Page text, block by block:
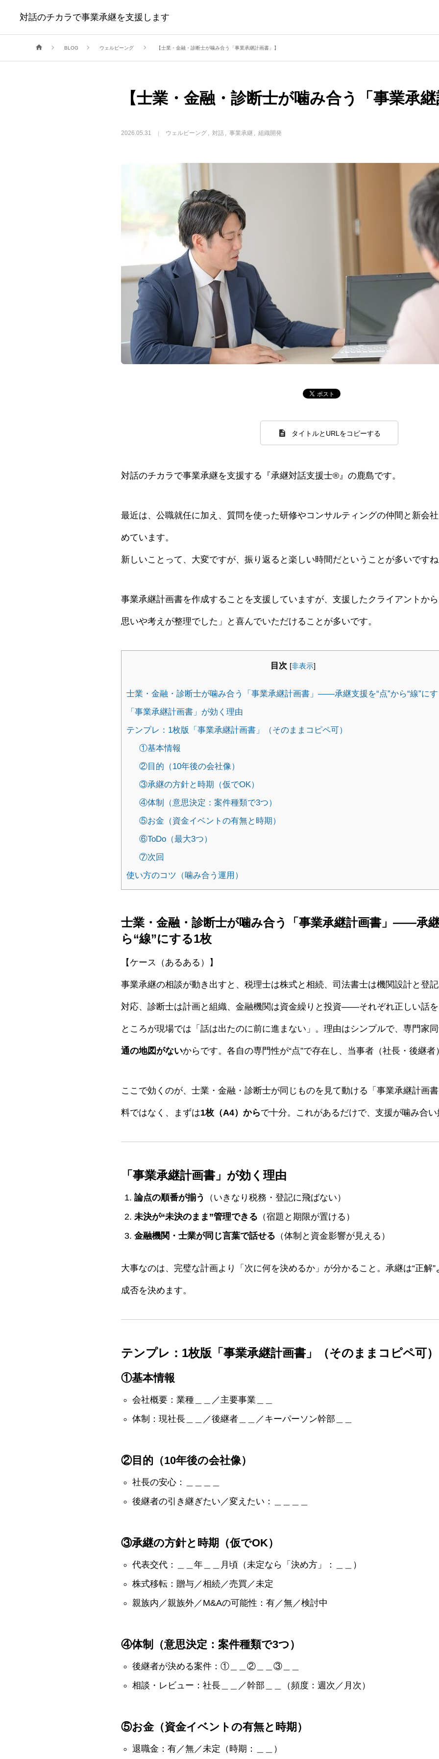
対話のチカラで事業承継を支援します『承継対話支援士®養成講座』とは
BLOG ウェルビーング 【士業・金融・診断士が噛み合う「事業承継計画書」】
【士業・金融・診断士が噛み合う「事業承
2026.05.31 ウェルビーング 対話 事業承継 組織開発
タイトルとURLをコピーする
対話のチカラで事業承継を支援する『承継対話支援士®』の鹿島です。
最近は、公職就任に加え、質問を使った研修やコンサルティングの仲間と新会
めています。
新しいことって、大変ですが、振り返ると楽しい時間だということが多いです
事業承継計画書を作成することを支援していますが、支援したクライアントか
思いや考えが整理でした」と喜んでいただけることが多いです。
目次 [非表示]
士業・金融・診断士が噛み合う「事業承継計画書」——承継支援を“点”から“線”に
「事業承継計画書」が効く理由
テンプレ：1枚版「事業承継計画書」（そのままコピペ可）
①基本情報
②目的（10年後の会社像）
③承継の方針と時期（仮でOK）
④体制（意思決定：案件種類で3つ）
⑤お金（資金イベントの有無と時期）
⑥ToDo（最大3つ）
⑦次回
使い方のコツ（噛み合う運用）
士業・金融・診断士が噛み合う「事業承継計画書」——承
ら“線”にする1枚
【ケース（あるある）】
事業承継の相談が動き出すと、税理士は株式と相続、司法書士は機関設計と登
対応、診断士は計画と組織、金融機関は資金繰りと投資——それぞれ正しい話
ところが現場では「話は出たのに前に進まない」。理由はシンプルで、専門家
通の地図がないからです。各自の専門性が“点”で存在し、当事者（社長・後継
ここで効くのが、士業・金融・診断士が同じものを見て動ける「事業承継計画
料ではなく、まずは1枚（A4）からで十分。これがあるだけで、支援が噛み合
「事業承継計画書」が効く理由
論点の順番が揃う
（いきなり税務・登記に飛ばない）
未決が“未決のまま”管理できる （宿題と期限が置ける）
金融機関・士業が同じ言葉で話せる （体制と資金影響が見える）
大事なのは、完璧な計画より「次に何を決めるか」が分かること。承継は“正解”
成否を決めます。
テンプレ：1枚版「事業承継計画書」（そのままコピペ可）
①基本情報
会社概要：業種＿＿／主要事業＿＿
体制：現社長＿＿／後継者＿＿／キーパーソン幹部＿＿
②目的（10年後の会社像）
社長の安心：＿＿＿＿
後継者の引き継ぎたい／変えたい：＿＿＿＿
③承継の方針と時期（仮でOK）
代表交代：＿＿年＿＿月頃（未定なら「決め方」：＿＿）
株式移転：贈与／相続／売買／未定
親族内／親族外／M&Aの可能性：有／無／検討中
④体制（意思決定：案件種類で3つ）
後継者が決める案件：①＿＿②＿＿③＿＿
相談・レビュー：社長＿＿／幹部＿＿（頻度：週次／月次）
⑤お金（資金イベントの有無と時期）
退職金：有／無／未定（時期：＿＿）
『承継対話支援士®養成講座』とは
お客様の声